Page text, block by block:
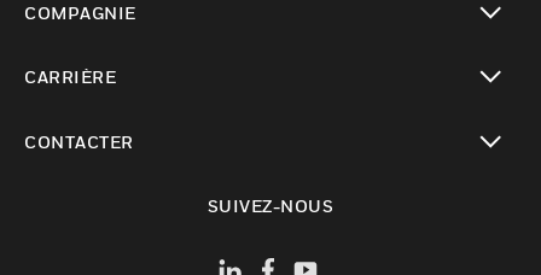
COMPAGNIE
CARRIÈRE
CONTACTER
SUIVEZ-NOUS